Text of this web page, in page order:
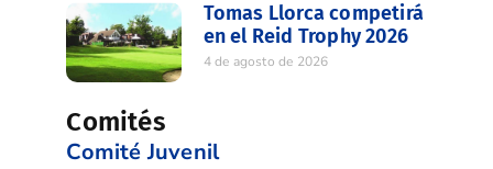
Tomas Llorca competirá
en el Reid Trophy 2026
4 de agosto de 2026
Comités
Comité Juvenil